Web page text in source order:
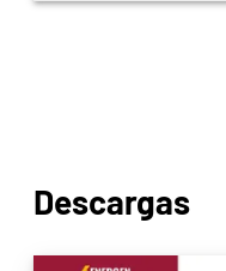
Descargas